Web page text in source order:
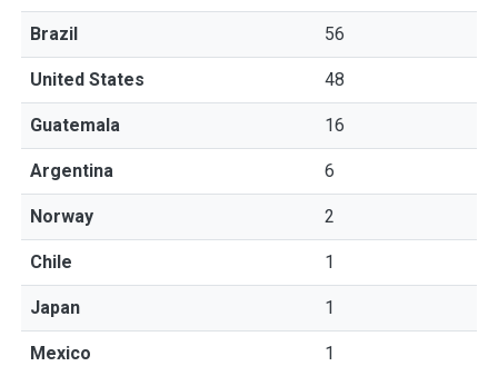
Brazil 56
United States 48
Guatemala 16
Argentina 6
Norway 2
Chile 1
Japan 1
Mexico 1